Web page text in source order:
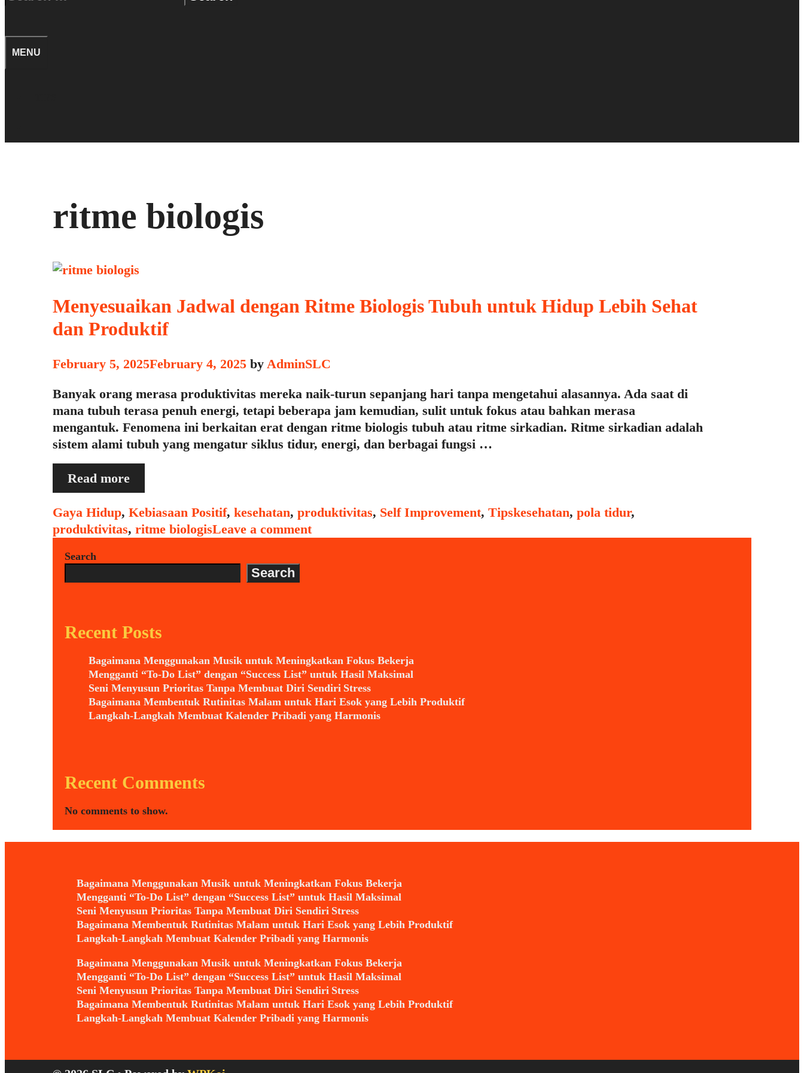
MENU
ritme biologis
Menyesuaikan Jadwal dengan Ritme Biologis Tubuh untuk Hidup Lebih Sehat
dan Produktif
February 5, 2025February 4, 2025 by AdminSLC
Banyak orang merasa produktivitas mereka naik-turun sepanjang hari tanpa mengetahui alasannya. Ada saat di
mana tubuh terasa penuh energi, tetapi beberapa jam kemudian, sulit untuk fokus atau bahkan merasa
mengantuk. Fenomena ini berkaitan erat dengan ritme biologis tubuh atau ritme sirkadian. Ritme sirkadian adalah
sistem alami tubuh yang mengatur siklus tidur, energi, dan berbagai fungsi …
Read moreMenyesuaikan
Jadwal
dengan
Ritme
Tubuh
Sehat
Produktif
Categories
Gaya Hidup, Kebiasaan Positif, kesehatan, produktivitas, Self Improvement, TipsTags
kesehatan, pola tidur,
produktivitas, ritme biologisLeave a comment
Search
Search
Recent Posts
Bagaimana Menggunakan Musik untuk Meningkatkan Fokus Bekerja
Mengganti “To-Do List” dengan “Success List” untuk Hasil Maksimal
Seni Menyusun Prioritas Tanpa Membuat Diri Sendiri Stress
Bagaimana Membentuk Rutinitas Malam untuk Hari Esok yang Lebih Produktif
Langkah-Langkah Membuat Kalender Pribadi yang Harmonis
Recent Comments
No comments to show.
Bagaimana Menggunakan Musik untuk Meningkatkan Fokus Bekerja
Mengganti “To-Do List” dengan “Success List” untuk Hasil Maksimal
Seni Menyusun Prioritas Tanpa Membuat Diri Sendiri Stress
Bagaimana Membentuk Rutinitas Malam untuk Hari Esok yang Lebih Produktif
Langkah-Langkah Membuat Kalender Pribadi yang Harmonis
Bagaimana Menggunakan Musik untuk Meningkatkan Fokus Bekerja
Mengganti “To-Do List” dengan “Success List” untuk Hasil Maksimal
Seni Menyusun Prioritas Tanpa Membuat Diri Sendiri Stress
Bagaimana Membentuk Rutinitas Malam untuk Hari Esok yang Lebih Produktif
Langkah-Langkah Membuat Kalender Pribadi yang Harmonis